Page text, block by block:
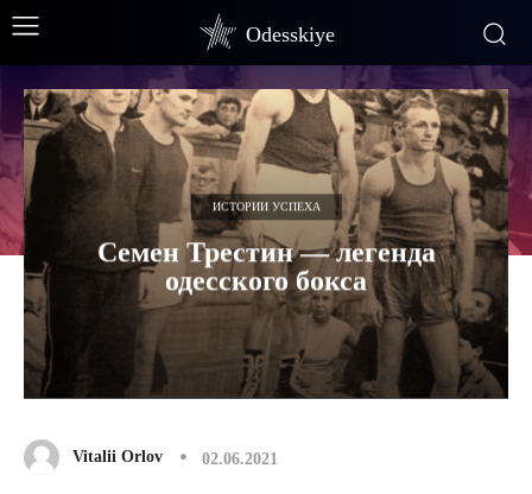
Odesskiye
ИСТОРИИ УСПЕХА
Семен Трестин — легенда
одесского бокса
Vitalii Orlov 02.06.2021